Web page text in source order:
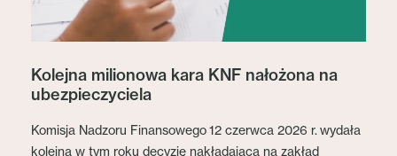
Kolejna milionowa kara KNF nałożona na
ubezpieczyciela
Komisja Nadzoru Finansowego 12 czerwca 2026 r. wydała
kolejną w tym roku decyzję nakładającą na zakład